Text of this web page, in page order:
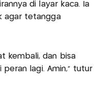
di layar kaca. Ia
agar tetangga
kembali, dan bisa
peran lagi. Amin," tutur